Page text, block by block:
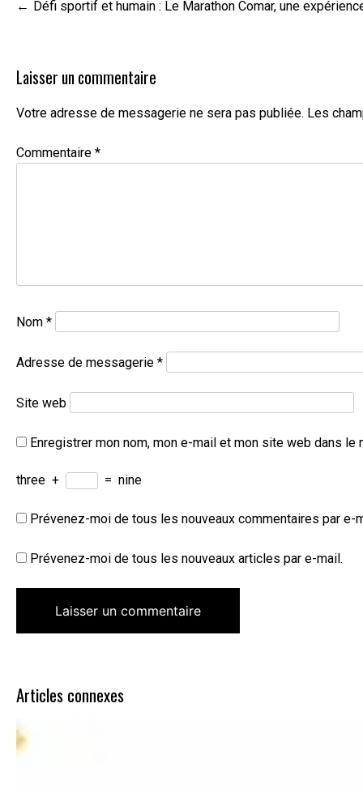
Défi sportif et humain : Le Marathon Comar, une
Laisser un commentaire
Votre adresse de messagerie ne sera pas publiée. Les
Commentaire *
Nom *
Adresse de messagerie *
Site web
Enregistrer mon nom, mon e-mail et mon site web dans le
three + = nine
Prévenez-moi de tous les nouveaux commentaires par e-
Prévenez-moi de tous les nouveaux articles par e-mail.
Articles connexes